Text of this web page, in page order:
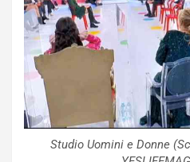
Studio Uomini e Donne